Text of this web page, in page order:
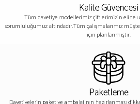
Kalite Güvencesi
Tüm davetiye modellerimiz çiftlerimizin eline
sorumluluğumuz altındadır.Tüm çalışmalarımız
için planlanmıştır.
Paketleme